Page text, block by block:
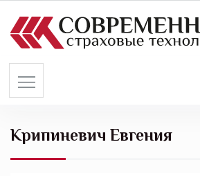
Крипиневич Евгения